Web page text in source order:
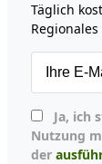
Täglich
Nutzung
der